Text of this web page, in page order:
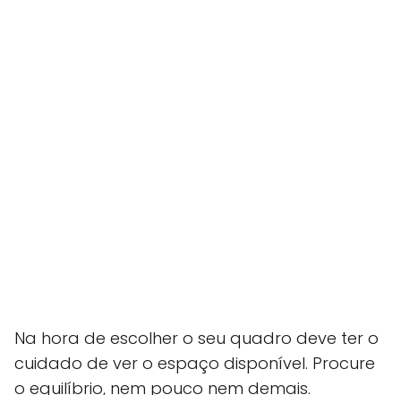
Na hora de escolher o seu quadro deve ter o
cuidado de ver o espaço disponível. Procure
o equilíbrio, nem pouco nem demais.